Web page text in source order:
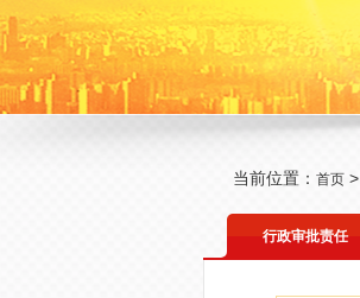
当前位置： 首页 >
行政审批责任